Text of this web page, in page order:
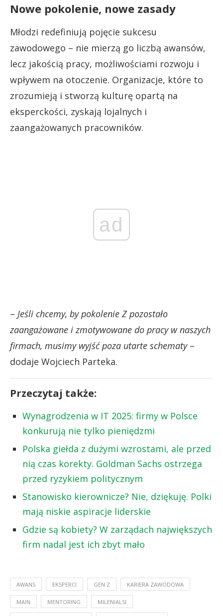
Nowe pokolenie, nowe zasady
Młodzi redefiniują pojęcie sukcesu
zawodowego – nie mierzą go liczbą awansów,
lecz jakością pracy, możliwościami rozwoju i
wpływem na otoczenie. Organizacje, które to
zrozumieją i stworzą kulturę opartą na
eksperckości, zyskają lojalnych i
zaangażowanych pracowników.
ad
– Jeśli chcemy, by pokolenie Z pozostało
zaangażowane i zmotywowane do pracy w naszych
firmach, musimy wyjść poza utarte schematy–
dodaje Wojciech Parteka.
Przeczytaj także:
Wynagrodzenia w IT 2025: firmy w Polsce
konkurują nie tylko pieniędzmi
Polska giełda z dużymi wzrostami, ale przed
nią czas korekty. Goldman Sachs ostrzega
przed ryzykiem politycznym
Stanowisko kierownicze? Nie, dziękuję. Polki
mają niskie aspiracje liderskie
Gdzie są kobiety? W zarządach największych
firm nadal jest ich zbyt mało
AWANS EKSPERCI GEN Z KARIERA ZAWODOWA
MAIN MENTORING MILENIALSI